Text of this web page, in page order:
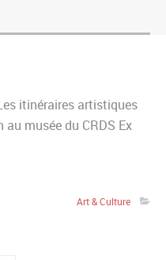
itinéraires artistiques
musée du CRDS Ex
Art & Culture